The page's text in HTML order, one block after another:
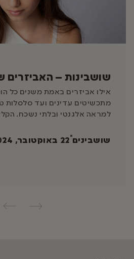
שושבינות –
אילו אביזרים באמת משנים כל
מתכשיטים עדינים ועד סלסלות
למראה אלגנטי ובלתי נשכח.
שושבינים 22 באוקטובר, 2024